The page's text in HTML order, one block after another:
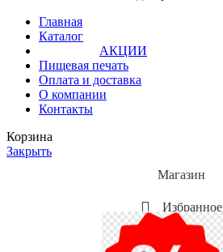
Главная
Каталог
АКЦИИ
Пищевая печать
Оплата и доставка
О компании
Контакты
Корзина
Закрыть
Магазин
Избранное
Мой аккаунт